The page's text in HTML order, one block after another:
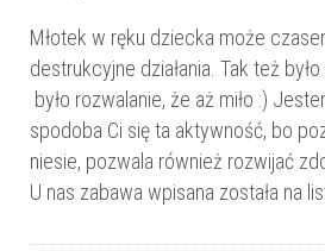
Młotek w ręku dziecka może
destrukcyjne działania. Tak też
było rozwalanie, że aż miło :)
spodoba Ci się ta aktywność, bo
niesie, pozwala również rozwijać
U nas zabawa wpisana została na